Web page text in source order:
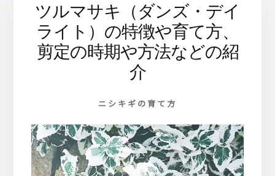
ツルマサキ（ダンズ・デイ
ライト）の特徴や育て方、
剪定の時期や方法などの紹
介
ニシキギの育て方